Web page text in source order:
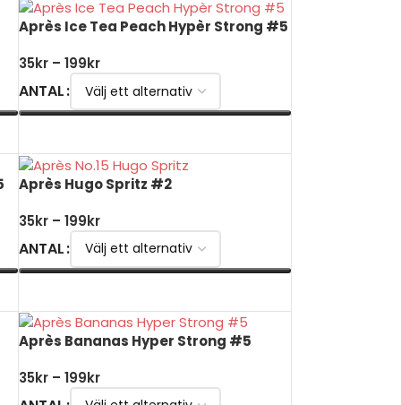
Après Ice Tea Peach Hypèr Strong #5
35kr – 199kr
ANTAL
Après Hugo Spritz #2
35kr – 199kr
ANTAL
Après Bananas Hyper Strong #5
35kr – 199kr